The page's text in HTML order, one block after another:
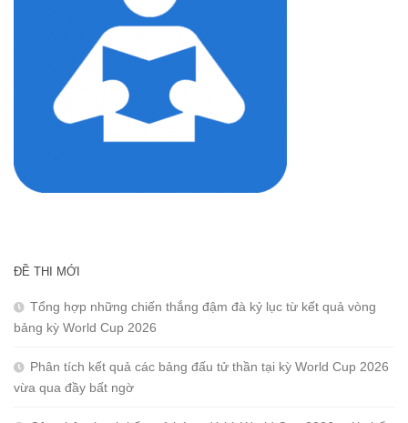
ĐỀ THI MỚI
Tổng hợp những chiến thắng đậm đà kỷ lục từ kết quả vòng
bảng kỳ World Cup 2026
Phân tích kết quả các bảng đấu tử thần tại kỳ World Cup 2026
vừa qua đầy bất ngờ